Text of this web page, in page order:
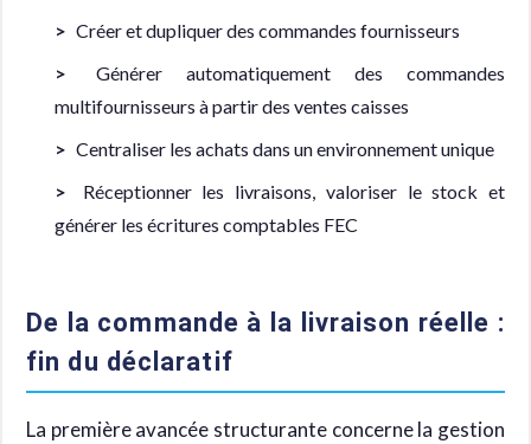
Créer et dupliquer des commandes fournisseurs
Générer automatiquement des commandes
multifournisseurs à partir des ventes caisses
Centraliser les achats dans un environnement unique
Réceptionner les livraisons, valoriser le stock et
générer les écritures comptables FEC
De la commande à la livraison réelle :
fin du déclaratif
La première avancée structurante concerne la gestion